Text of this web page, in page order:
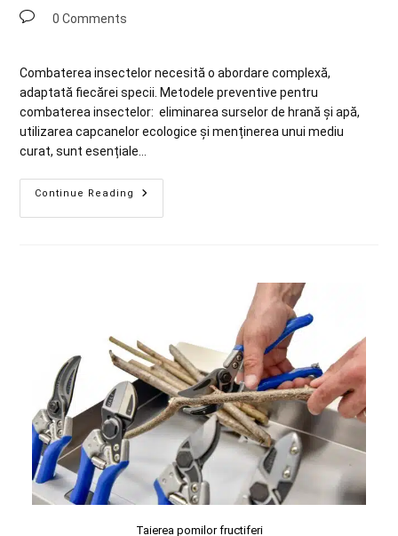
0 Comments
Combaterea insectelor necesită o abordare complexă,
adaptată fiecărei specii. Metodele preventive pentru
combaterea insectelor: eliminarea surselor de hrană și apă,
utilizarea capcanelor ecologice și menținerea unui mediu
curat, sunt esențiale…
Continue Reading
Taierea pomilor fructiferi